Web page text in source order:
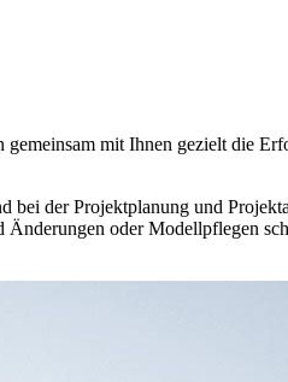
mit Ihnen gezielt die
der Projektplanung und
oder Modellpflegen